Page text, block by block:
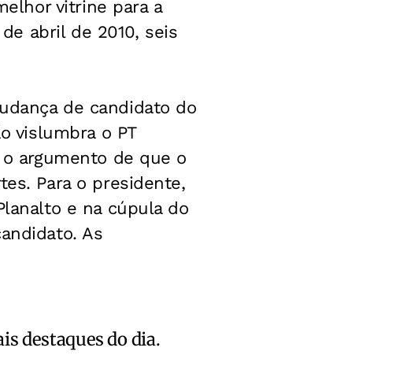
vitrine para a
abril de 2010, seis
de candidato do
vislumbra o PT
argumento de que o
Para o presidente,
e na cúpula do
As
destaques do dia.